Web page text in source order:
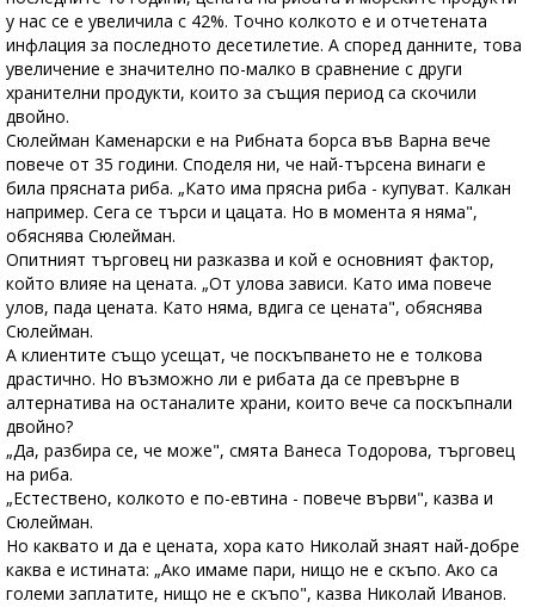
у нас се е увеличила с 42%. Точно колкото е и отчетената
инфлация за последното десетилетие. А според данните, това
увеличение е значително по-малко в сравнение с други
хранителни продукти, които за същия период са скочили
двойно.
Сюлейман Каменарски е на Рибната борса във Варна вече
повече от 35 години. Споделя ни, че най-търсена винаги е
била прясната риба. „Като има прясна риба - купуват. Калкан
например. Сега се търси и цацата. Но в момента я няма",
обяснява Сюлейман.
Опитният търговец ни разказва и кой е основният фактор,
който влияе на цената. „От улова зависи. Като има повече
улов, пада цената. Като няма, вдига се цената", обяснява
Сюлейман.
А клиентите също усещат, че поскъпването не е толкова
драстично. Но възможно ли е рибата да се превърне в
алтернатива на останалите храни, които вече са поскъпнали
двойно?
„Да, разбира се, че може", смята Ванеса Тодорова, търговец
на риба.
„Естествено, колкото е по-евтина - повече върви", казва и
Сюлейман.
Но каквато и да е цената, хора като Николай знаят най-добре
каква е истината: „Ако имаме пари, нищо не е скъпо. Ако са
големи заплатите, нищо не е скъпо", казва Николай Иванов.